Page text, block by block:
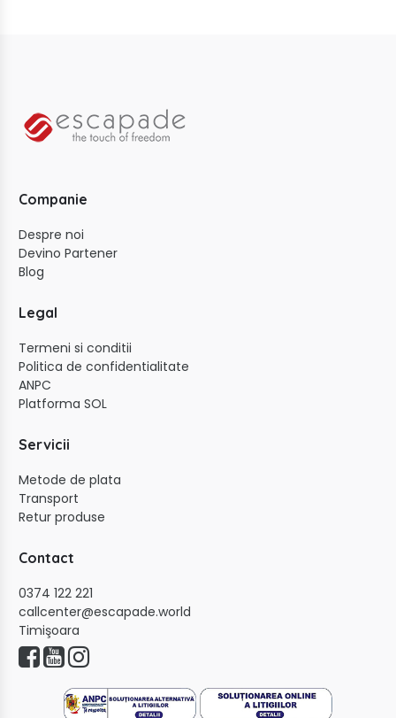
Companie
Despre noi
Devino Partener
Blog
Legal
Termeni si conditii
Politica de confidentialitate
ANPC
Platforma SOL
Servicii
Metode de plata
Transport
Retur produse
Contact
0374 122 221
callcenter@escapade.world
Timişoara